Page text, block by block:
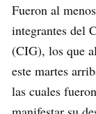
Fueron al
integrantes del
(CIG), los que
este martes
las cuales